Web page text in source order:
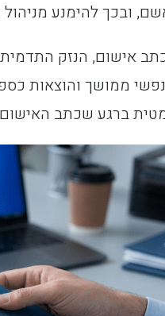
ובכך להימנע
אישום, הנזק
ממושך והוצאות
ברגע שכתב האישום